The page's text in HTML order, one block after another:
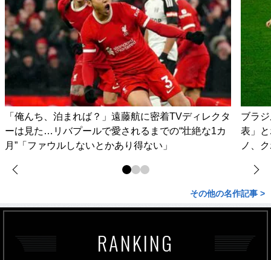
「俺んち、泊まれば？」遠藤航に密着TVディレクタ
ーは見た…リバプールで愛されるまでの“壮絶な1カ
月”「ファウルしないとかあり得ない」
ブラ
表」
ノ、
その他の名作記事 >
RANKING